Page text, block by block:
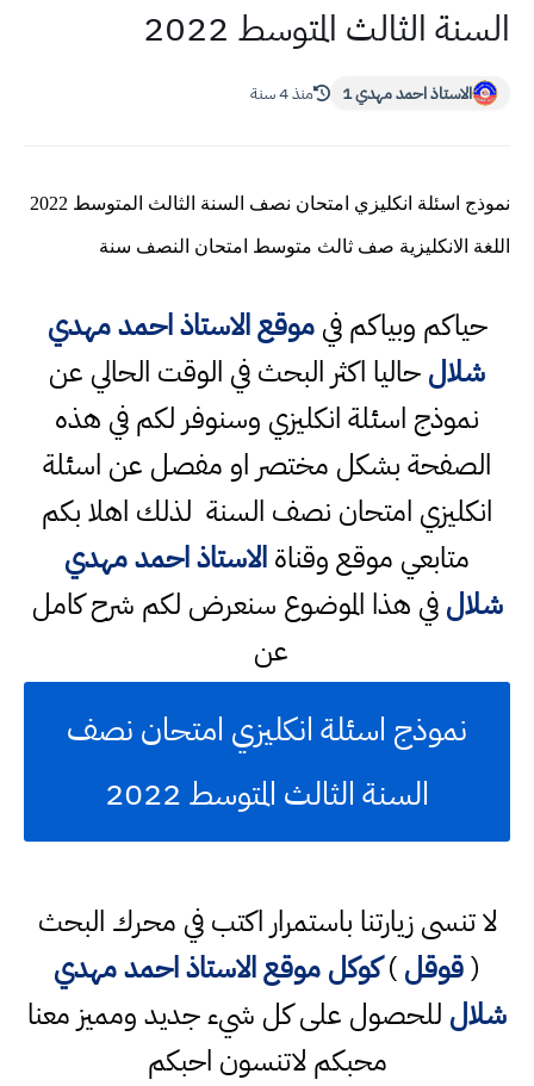
السنة الثالث المتوسط 2022
الاستاذ احمد مهدي 1 منذ 4 سنة
نموذج اسئلة انكليزي امتحان نصف السنة الثالث المتوسط 2022
اللغة الانكليزية صف ثالث متوسط امتحان النصف سنة
حياكم وبياكم في موقع الاستاذ احمد مهدي
شلالحاليا اكثر البحث في الوقت الحالي عن
نموذج اسئلة انكليزي وسنوفر لكم في هذه
الصفحة بشكل مختصر او مفصل عن اسئلة
انكليزي امتحان نصف السنة لذلك اهلا بكم
متابعي موقع وقناةالاستاذ احمد مهدي
شلالفي هذا الموضوع سنعرض لكم شرح كامل
عن
نموذج اسئلة انكليزي امتحان نصف
السنة الثالث المتوسط 2022
لا تنسى زيارتنا باستمرار اكتب في محرك البحث
(قوقل) كوكلموقع الاستاذ احمد مهدي
شلال للحصول على كل شيء جديد ومميز معنا
محبكم لاتنسون احبكم